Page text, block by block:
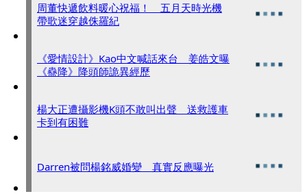
周董快遞飲料暖心祝福！ 五月天時光機
帶歌迷穿越侏羅紀
《愛情設計》Kao中文喊話來台 姜皓文曝
《蠱降》降頭師詭異經歷
楊大正遭攝影機K頭不敢叫出聲 送救護車
卡到有困難
Darren被問楊銘威婚變 真實反應曝光